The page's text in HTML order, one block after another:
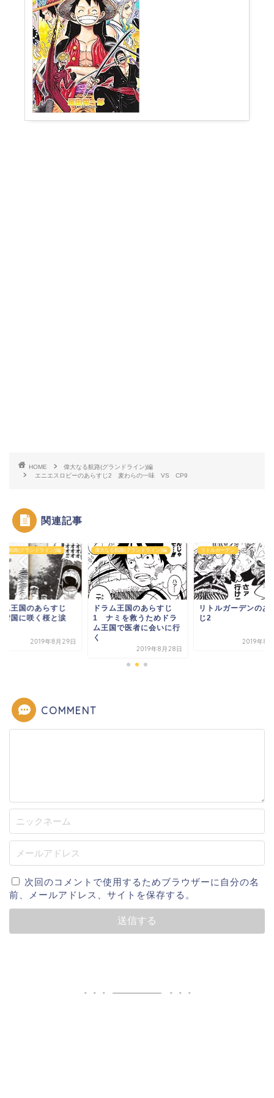
HOME
偉大なる航路(グランドライン)編
エニエスロビーのあらすじ2 麦わらの一味 VS CP9
関連記事
る航路(グランドライン)編
ム王国のあらすじ
国に咲く桜と涙
2019年8月29日
偉大なる航路(グランドライン)編
ドラム王国のあらすじ
1 ナミを救うためドラ
ム王国で医者に会いに行
く
2019年8月28日
リトルガーデン
リトルガーデンのあ
じ2
2019年8
COMMENT
次回のコメントで使用するためブラウザーに自分の名
前、メールアドレス、サイトを保存する。